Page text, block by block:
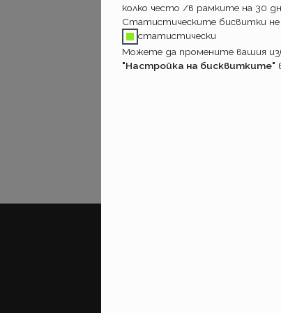
колко често /в рамките на 30
Статистическите бисвитки не
статистически
Можете да промените вашия
"Настройка на бисквитките"